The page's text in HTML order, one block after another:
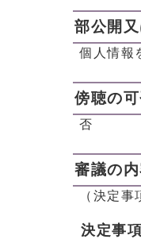
部公開
個人情報
傍聴の
否
審議の
（決定
決定事項